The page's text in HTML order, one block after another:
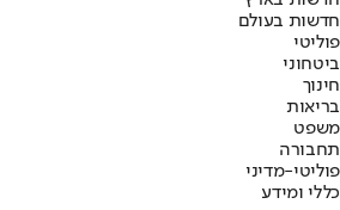
חדשות בעולם
פוליטי
ביטחוני
חינוך
בריאות
משפט
תחבורה
פוליטי-מדיני
כללי ומידע